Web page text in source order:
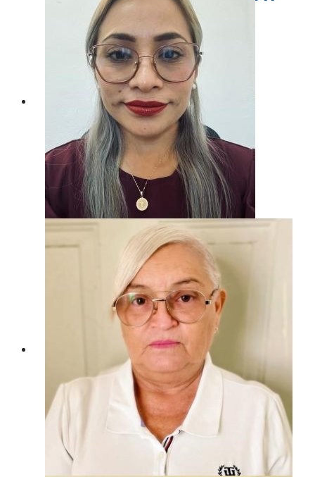
LIC. JESSIE JOANA MAY TORRES
Directora Del Crim
LIC. ANDREA ELIDE DZIB ALEJANDRA